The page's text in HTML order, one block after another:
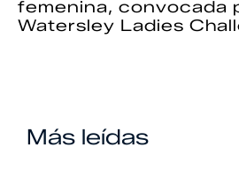
femenina, convocada
Watersley Ladies
Más leídas